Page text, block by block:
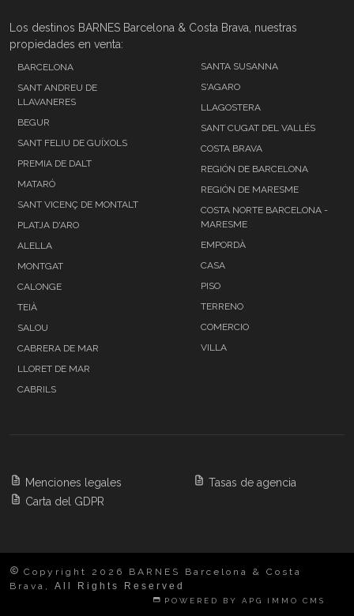
Los destinos BARNES Barcelona & Costa Brava, nuestras
propiedades en venta:
BARCELONA
SANT ANDREU DE
LLAVANERES
BEGUR
SANT FELIU DE GUÍXOLS
PREMIA DE DALT
MATARÓ
SANT VICENÇ DE MONTALT
PLATJA D'ARO
ALELLA
MONTGAT
CALONGE
TEIÀ
SALOU
CABRERA DE MAR
LLORET DE MAR
CABRILS
SANTA SUSANNA
S'AGARO
LLAGOSTERA
SANT CUGAT DEL VALLÉS
COSTA BRAVA
REGIÓN DE BARCELONA
REGIÓN DE MARESME
COSTA NORTE BARCELONA -
MARESME
EMPORDÀ
CASA
PISO
TERRENO
COMERCIO
VILLA
Menciones legales
Carta del GDPR
Tasas de agencia
Copyright 2026 BARNES Barcelona & Costa
Brava, All Rights Reserved
POWERED BY APG IMMO CMS